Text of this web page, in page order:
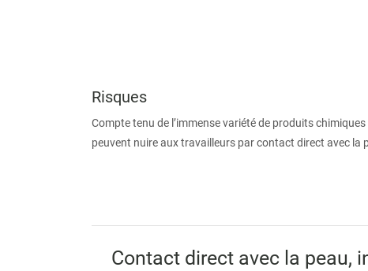
Risques
Compte tenu de l’immense variété de produits
peuvent nuire aux travailleurs par contact direct avec la
Contact direct avec la peau,